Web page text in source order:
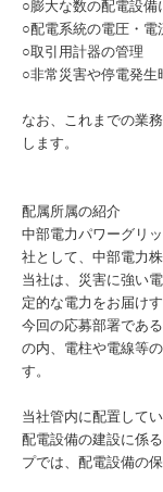
○膨大な数の配電設備
○配電系統の電圧・電
○取引用計器の管理
○非常災害や停電発
なお、これまでの業
します。
配属所属の紹介
中部電力パワーグリ
社として、中部電力
当社は、災害に強い
定的な電力をお届け
今回の応募部署であ
の内、電柱や電線等
す。
当社管内に配置して
配電設備の建設に係
プでは、配電設備の